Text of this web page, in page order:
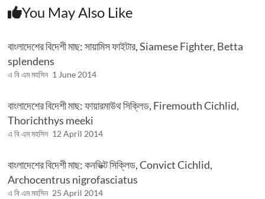
You May Also Like
বাংলাদেশের বিদেশী মাছ: সায়ামিস ফাইটার, Siamese Fighter, Betta
splendens
এ বি এম মহসিন 1 June 2014
বাংলাদেশের বিদেশী মাছ: ফায়ারমাউথ সিক্লিড, Firemouth Cichlid,
Thorichthys meeki
এ বি এম মহসিন 12 April 2014
বাংলাদেশের বিদেশী মাছ: কনভিক্ট সিক্লিড, Convict Cichlid,
Archocentrus nigrofasciatus
এ বি এম মহসিন 25 April 2014